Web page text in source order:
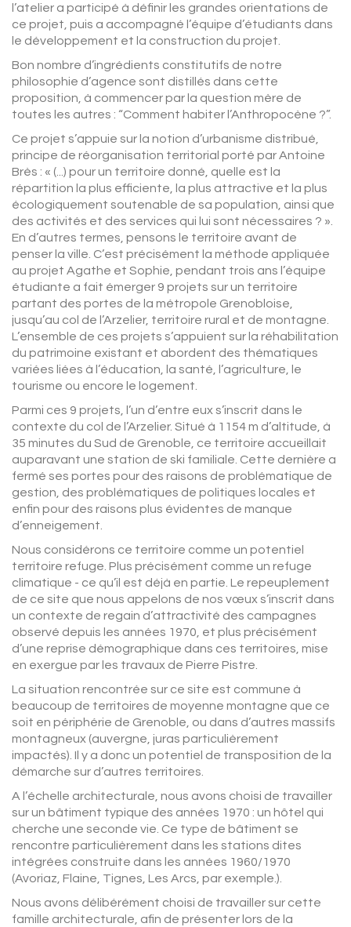
l’atelier a participé à définir les grandes orientations de
ce projet, puis a accompagné l’équipe d’étudiants dans
le développement et la construction du projet.
Bon nombre d’ingrédients constitutifs de notre
philosophie d’agence sont distillés dans cette
proposition, à commencer par la question mère de
toutes les autres : “Comment habiter l’Anthropocène ?”.
Ce projet s’appuie sur la notion d’urbanisme distribué,
principe de réorganisation territorial porté par Antoine
Brès : « (...) pour un territoire donné, quelle est la
répartition la plus efficiente, la plus attractive et la plus
écologiquement soutenable de sa population, ainsi que
des activités et des services qui lui sont nécessaires ? ».
En d’autres termes, pensons le territoire avant de
penser la ville. C’est précisément la méthode appliquée
au projet Agathe et Sophie, pendant trois ans l’équipe
étudiante a fait émerger 9 projets sur un territoire
partant des portes de la métropole Grenobloise,
jusqu’au col de l’Arzelier, territoire rural et de montagne.
L’ensemble de ces projets s’appuient sur la réhabilitation
du patrimoine existant et abordent des thématiques
variées liées à l’éducation, la santé, l’agriculture, le
tourisme ou encore le logement.
Parmi ces 9 projets, l’un d’entre eux s’inscrit dans le
contexte du col de l’Arzelier. Situé à 1154 m d’altitude, à
35 minutes du Sud de Grenoble, ce territoire accueillait
auparavant une station de ski familiale. Cette dernière a
fermé ses portes pour des raisons de problématique de
gestion, des problématiques de politiques locales et
enfin pour des raisons plus évidentes de manque
d’enneigement.
Nous considérons ce territoire comme un potentiel
territoire refuge. Plus précisément comme un refuge
climatique - ce qu’il est déjà en partie. Le repeuplement
de ce site que nous appelons de nos vœux s’inscrit dans
un contexte de regain d’attractivité des campagnes
observé depuis les années 1970, et plus précisément
d’une reprise démographique dans ces territoires, mise
en exergue par les travaux de Pierre Pistre.
La situation rencontrée sur ce site est commune à
beaucoup de territoires de moyenne montagne que ce
soit en périphérie de Grenoble, ou dans d’autres massifs
montagneux (auvergne, juras particulièrement
impactés). Il y a donc un potentiel de transposition de la
démarche sur d’autres territoires.
A l’échelle architecturale, nous avons choisi de travailler
sur un bâtiment typique des années 1970 : un hôtel qui
cherche une seconde vie. Ce type de bâtiment se
rencontre particulièrement dans les stations dites
intégrées construite dans les années 1960/1970
(Avoriaz, Flaine, Tignes, Les Arcs, par exemple.).
Nous avons délibérément choisi de travailler sur cette
famille architecturale, afin de présenter lors de la